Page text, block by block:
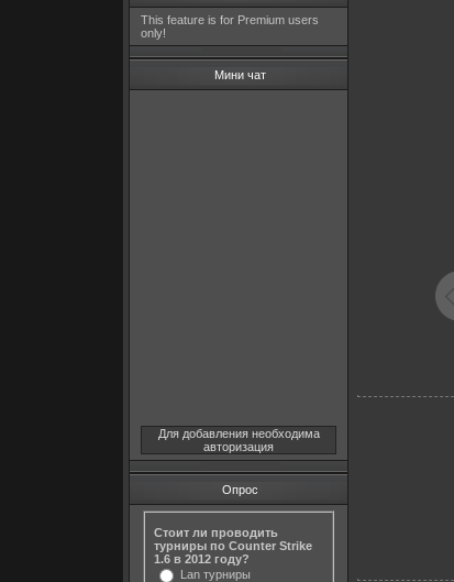
This feature is for Premium users
only!
Мини чат
Для добавления необходима
авторизация
Опрос
Стоит ли проводить
турниры по Counter Strike
1.6 в 2012 году?
Lan турниры